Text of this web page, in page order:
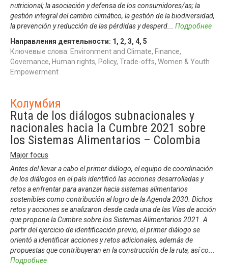
nutricional; la asociación y defensa de los consumidores/as; la
gestión integral del cambio climático, la gestión de la biodiversidad,
la prevención y reducción de las pérdidas y desperd
Подробнее
Направления деятельности: 1 , 2, 3, 4, 5
Ключевые слова: Environment and Climate, Finance,
Governance, Human rights, Policy, Trade-offs, Women & Youth
Empowerment
Колумбия
Ruta de los diálogos subnacionales y
nacionales hacia la Cumbre 2021 sobre
los Sistemas Alimentarios – Colombia
Major focus
Antes del llevar a cabo el primer diálogo, el equipo de coordinación
de los diálogos en el país identificó las acciones desarrolladas y
retos a enfrentar para avanzar hacia sistemas alimentarios
sostenibles como contribución al logro de la Agenda 2030. Dichos
retos y acciones se analizaron desde cada una de las Vías de acción
que propone la Cumbre sobre los Sistemas Alimentarios 2021. A
partir del ejercicio de identificación previo, el primer diálogo se
orientó a identificar acciones y retos adicionales, además de
propuestas que contribuyeran en la construcción de la ruta, así co
Подробнее